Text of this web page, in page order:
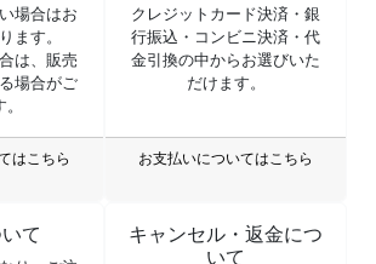
場合はお
ます。
は、販売
場合がご
はこちら
クレジットカード決済・銀
行振込・コンビニ決済・代
金引換の中からお選びいた
だけます。
お支払いについてはこちら
て
キャンセル・返金につ
いて